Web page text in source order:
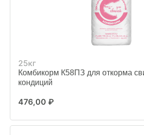
25кг
Комбикорм К58ПЗ для откорма
кондиций
476,00 ₽